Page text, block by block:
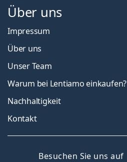
Über uns
Impressum
Über uns
Unser Team
Warum bei Lentiamo einkaufen?
Nachhaltigkeit
Kontakt
Besuchen Sie uns auf